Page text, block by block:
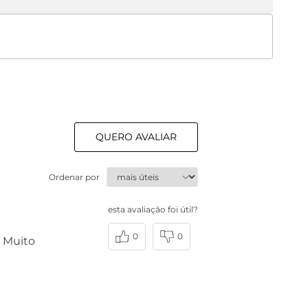
QUERO AVALIAR
Ordenar por
Muito
esta avaliação foi útil?
0 0